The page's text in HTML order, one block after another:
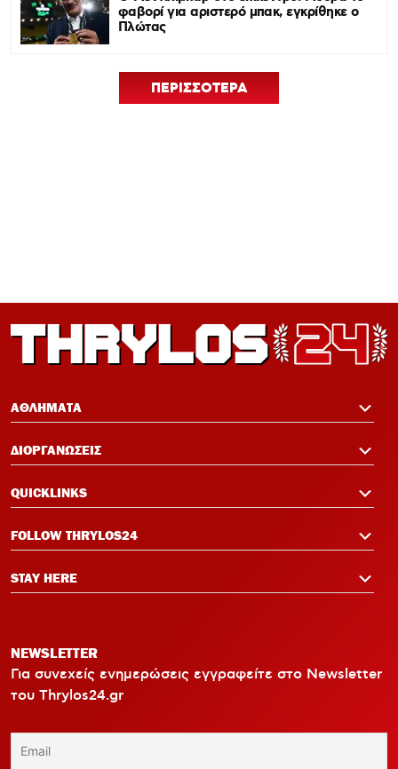
φαβορί για αριστερό μπακ, εγκρίθηκε ο
Πλώτας
ΠΕΡΙΣΣΟΤΕΡΑ
ΑΘΛΗΜΑΤΑ
ΔΙΟΡΓΑΝΩΣΕΙΣ
QUICKLINKS
FOLLOW THRYLOS24
STAY HERE
NEWSLETTER
Για συνεχείς ενημερώσεις εγγραφείτε στο Newsletter
του Thrylos24.gr